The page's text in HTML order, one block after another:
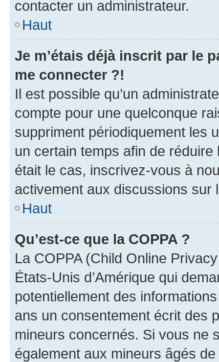
contacter un administrateur.
Haut
Je m’étais déjà inscrit par le
me connecter ?!
Il est possible qu’un
compte pour une quelconque
suppriment périodiquement les
un certain temps afin de
était le cas, inscrivez-vous à
activement aux discussions sur
Haut
Qu’est-ce que la COPPA ?
La COPPA (Child Online
États-Unis d’Amérique qui
potentiellement des
ans un consentement écrit des
mineurs concernés. Si vous ne
également aux mineurs âgés